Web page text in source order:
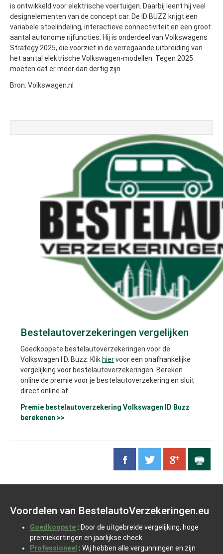
is ontwikkeld voor elektrische voertuigen. Daarbij leent hij veel
designelementen van de concept car. De ID BUZZ krijgt een
variabele stoelindeling, interactieve connectiviteit en een groot
aantal autonome rijfuncties. Hij is onderdeel van Volkswagens
Strategy 2025, die voorziet in de verregaande uitbreiding van
het aantal elektrische Volkswagen-modellen. Tegen 2025
moeten dat er meer dan dertig zijn.
Bron: Volkswagen.nl
Bestelautoverzekeringen vergelijken
Goedkoopste bestelautoverzekeringen voor de
Volkswagen I.D. Buzz. Klik hiervoor een onafhankelijke
vergelijking voor bestelautoverzekeringen. Bereken
online de premie voor je bestelautoverzekering en sluit
direct online af.
Premie bestelautoverzekering Volkswagen ID Buzz
berekenen >>
Voordelen van BestelautoVerzekeringen.eu
Goedkoopste : Door de uitgebreide vergelijking, hoge
premiekortingen en jaarlijkse check
Professioneel : Wij hebben alle vergunningen en zijn